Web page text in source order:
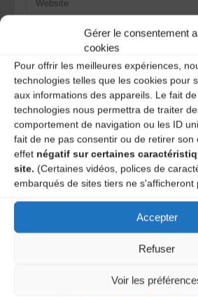
Gérer le consentement
cookies
Pour offrir les meilleures expériences,
technologies telles que les cookies pour
aux informations des appareils. Le fait
technologies nous permettra de traiter
comportement de navigation ou les ID
fait de ne pas consentir ou de retirer son
effet négatif sur certaines
site. (Certaines vidéos, polices de
embarqués de sites tiers ne s'afficheront
Accepter
Refuser
Voir les
Save my name, email, and site URL
time I post a comment.
Ce site utilise Akismet pour réduire
savoir plus sur la façon dont les
commentaires sont traitées.